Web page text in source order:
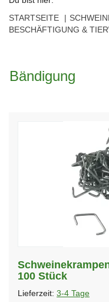
STARTSEITE
BESCHÄFTIGUNG &
Bändigung
100 Stück
Lieferzeit: 3-4 Tage